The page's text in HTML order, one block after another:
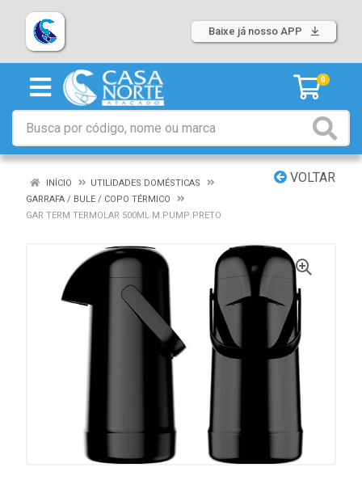
Baixe já nosso APP
0
VOLTAR
INÍCIO
UTILIDADES DOMÉSTICAS
GARRAFA / BULE / COPO TÉRMICO
GAR TERM TERMOLAR 500ML M.PUMP PRETO